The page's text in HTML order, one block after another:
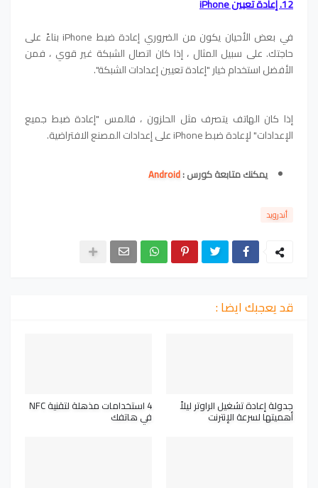
12. إعادة تعيين iPhone
في بعض الأحيان يكون من الضروري إعادة ضبط iPhone بناءً على
حاجتك. على سبيل المثال ، إذا كان اتصال الشبكة غير قوي ، فمن
الأفضل استخدام خيار "إعادة تعيين إعدادات الشبكة".
إذا كان الهاتف يتصرف مثل الحلزون ، فالمس "إعادة ضبط جميع
الإعدادات" لإعادة ضبط iPhone على إعدادات المصنع الافتراضية.
يمكنك متابعة كورس :Android
أندرويد
قد يعجبك ايضا :
جدولة إعادة تشغيل الراوتر ليلاً
أهميتها لسرعة الإنترنت
4 استخدامات مذهلة لتقنية NFC
في هاتفك